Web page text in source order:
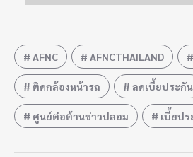
AFNC AFNCTHAILAND
ติดกล้องหน้ารถ ลดเบี้ยประกัน
ศูนย์ต่อต้านข่าวปลอม เบี้ยป